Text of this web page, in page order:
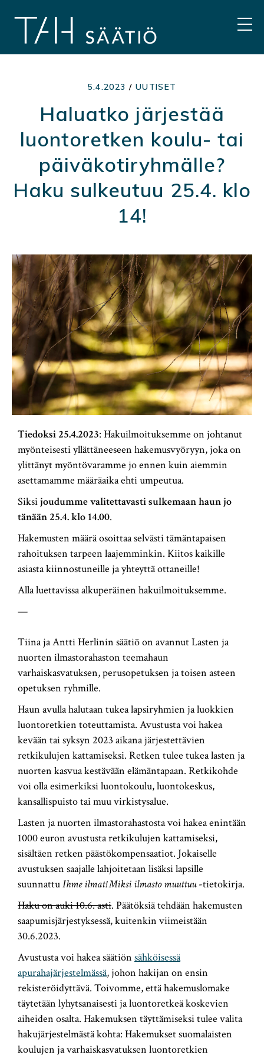
sisältöön
5.4.2023 / UUTISET
Haluatko järjestää
luontoretken koulu- tai
päiväkotiryhmälle?
Haku sulkeutuu 25.4. klo
14!
Tiedoksi 25.4.2023: Hakuilmoituksemme on johtanut
myönteisesti yllättäneeseen hakemusvyöryyn, joka on
ylittänyt myöntövaramme jo ennen kuin aiemmin
asettamamme määräaika ehti umpeutua.
Siksijoudumme valitettavasti sulkemaan haun jo
tänään 25.4. klo 14.00.
Hakemusten määrä osoittaa selvästi tämäntapaisen
rahoituksen tarpeen laajemminkin. Kiitos kaikille
asiasta kiinnostuneille ja yhteyttä ottaneille!
Alla luettavissa alkuperäinen hakuilmoituksemme.
—
Tiina ja Antti Herlinin säätiö on avannut Lasten ja
nuorten ilmastorahaston teemahaun
varhaiskasvatuksen, perusopetuksen ja toisen asteen
opetuksen ryhmille.
Haun avulla halutaan tukea lapsiryhmien ja luokkien
luontoretkien toteuttamista. Avustusta voi hakea
kevään tai syksyn 2023 aikana järjestettävien
retkikulujen kattamiseksi. Retken tulee tukea lasten ja
nuorten kasvua kestävään elämäntapaan. Retkikohde
voi olla esimerkiksi luontokoulu, luontokeskus,
kansallispuisto tai muu virkistysalue.
Lasten ja nuorten ilmastorahastosta voi hakea enintään
1000 euron avustusta retkikulujen kattamiseksi,
sisältäen retken päästökompensaatiot. Jokaiselle
avustuksen saajalle lahjoitetaan lisäksi lapsille
suunnattuIhme ilmat! Miksi ilmasto muuttuu-tietokirja.
Haku on auki 10.6. asti. Päätöksiä tehdään hakemusten
saapumisjärjestyksessä, kuitenkin viimeistään
30.6.2023.
Avustusta voi hakea säätiön sähköisessä
apurahajärjestelmässä, johon hakijan on ensin
rekisteröidyttävä. Toivomme, että hakemuslomake
täytetään lyhytsanaisesti ja luontoretkeä koskevien
aiheiden osalta. Hakemuksen täyttämiseksitulee valita
hakujärjestelmästä kohta: Hakemukset suomalaisten
koulujen ja varhaiskasvatuksen luontoretkien